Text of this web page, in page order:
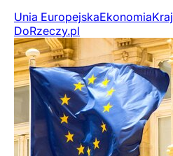
Unia EuropejskaEkonomiaKraj
DoRzeczy.pl